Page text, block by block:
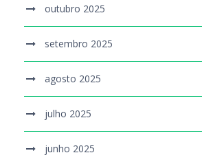
outubro 2025
setembro 2025
agosto 2025
julho 2025
junho 2025